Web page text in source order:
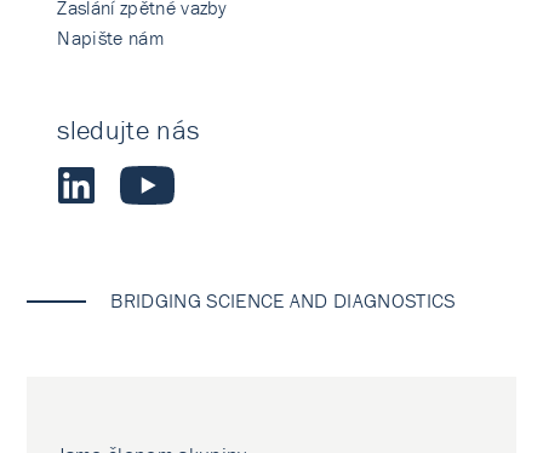
Zaslání zpětné vazby
Napište nám
sledujte nás
BRIDGING SCIENCE AND DIAGNOSTICS